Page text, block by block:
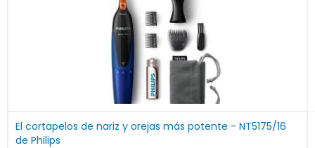
El cortapelos de nariz y orejas más potente - NT5175/16
de Philips